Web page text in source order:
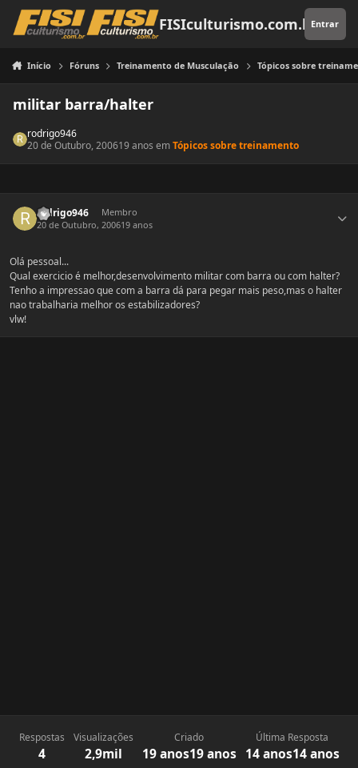
Pular para o conteúdo
FISIculturismo.com.brEntrar
Início Fóruns Treinamento de Musculação Tópicos sobre
militar barra/halter
rodrigo946
20 de Outubro, 200619 anos emTópicos sobre treinamento
rodrigo946
Membro
20 de Outubro, 200619 anos
Olá pessoal...
Qual exercicio é melhor,desenvolvimento militar com barra ou com halter?
Tenho a impressao que com a barra dá para pegar mais peso,mas o halter
nao trabalharia melhor os estabilizadores?
vlw!
Respostas
4
Visualizações
2,9mil
Criado
19 anos19 anos
Última Resposta
14 anos14 anos